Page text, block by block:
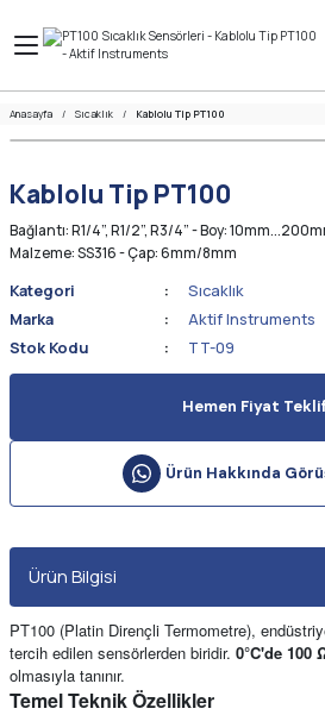
Anasayfa Sıcaklık Kablolu Tip PT100
Kablolu Tip PT100
Bağlantı: R1/4”, R1/2”, R3/4” - Boy:
Malzeme: SS316 - Çap: 6mm/8mm
Kategori
Sıcaklık
Marka
Aktif Instruments
Stok Kodu
TT-09
Hemen Fiyat
Ürün Hakkında
Ürün Bilgisi
PT100 (Platin Dirençli Termometre),
tercih edilen sensörlerden biridir. 0°C'de 100
olmasıyla tanınır.
Temel Teknik Özellikler